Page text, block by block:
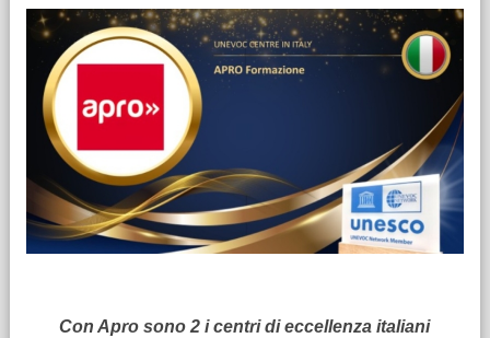
Con Apro sono 2 i centri di eccellenza italiani